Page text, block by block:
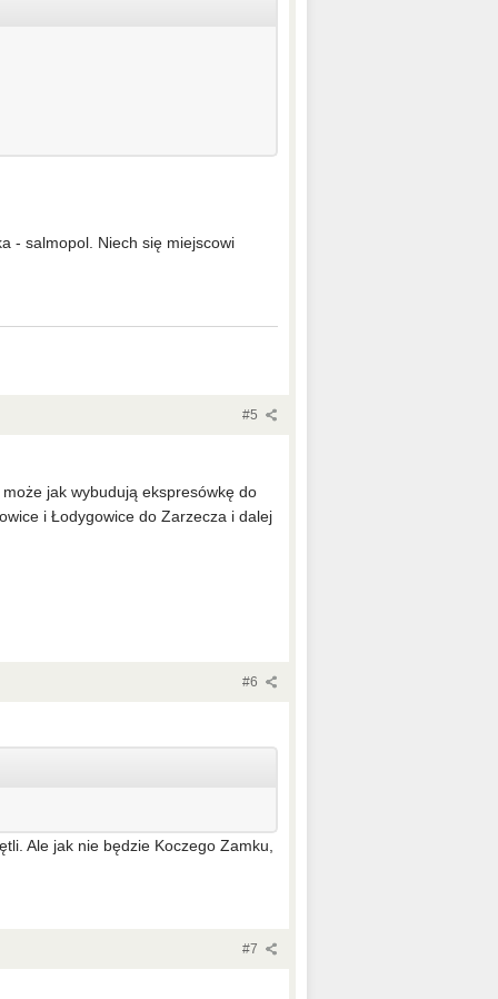
- salmopol. Niech się miejscowi
#5
jak wybudują ekspresówkę do
i Łodygowice do Zarzecza i dalej
#6
Ale jak nie będzie Koczego Zamku,
#7